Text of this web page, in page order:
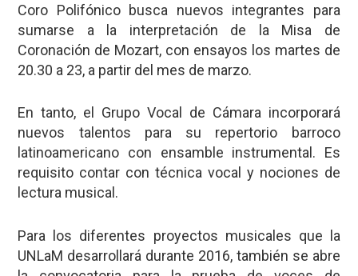
Coro Polifónico busca nuevos integrantes para
sumarse a la interpretación de la Misa de
Coronación de Mozart, con ensayos los martes de
20.30 a 23, a partir del mes de marzo.
En tanto, el Grupo Vocal de Cámara incorporará
nuevos talentos para su repertorio barroco
latinoamericano con ensamble instrumental. Es
requisito contar con técnica vocal y nociones de
lectura musical.
Para los diferentes proyectos musicales que la
UNLaM desarrollará durante 2016, también se abre